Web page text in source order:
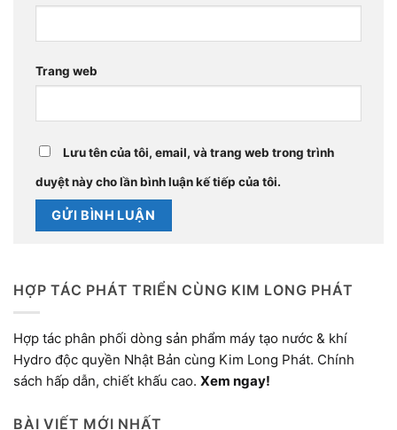
Trang web
Lưu tên của tôi, email, và trang web trong trình
duyệt này cho lần bình luận kế tiếp của tôi.
HỢP TÁC PHÁT TRIỂN CÙNG KIM LONG PHÁT
Hợp tác phân phối dòng sản phẩm máy tạo nước & khí
Hydro độc quyền Nhật Bản cùng Kim Long Phát. Chính
sách hấp dẫn, chiết khấu cao. Xem ngay!
BÀI VIẾT MỚI NHẤT